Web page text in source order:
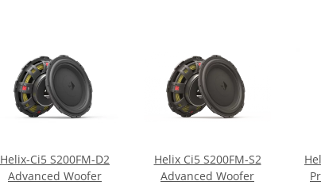
Helix-Ci5 S200FM-D2
Advanced Woofer
Helix Ci5 S200FM-S2
Advanced Woofer